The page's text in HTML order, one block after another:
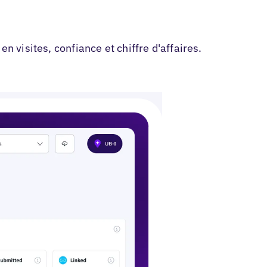
d'annonce
visites, confiance et chiffre d'affaires.